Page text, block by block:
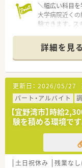
＼幅広い科目を
大学病院近く
験できます。
【店舗情報と応
■総合病院の処
■2025年開局
■最新機器の導
を実現していま
【募集背景と求
■地域医療のさ
しています。
■幅広い科目
境が整っていま
■患者様と真摯
歓迎いたします
詳細を見る
更新日： 2026/05/27
パート・アルバイト
【宜野湾市】時給
験を積める環境です
土日祝休み 残業な